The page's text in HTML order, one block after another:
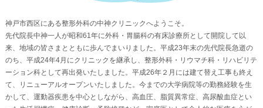
神戸市西区にある整形外科の中神クリニックへようこそ。
先代院長中神一人が昭和61年に外科・胃腸科の有床診療所として開院して以
来、地域の皆さまとともに歩んでまいりました。平成23年末の先代院長急逝の
のち、平成24年4月にクリニックを継承し、整形外科・リウマチ科・リハビリテ
ーション科として再出発いたしました。平成26年２月には建て替え工事も終え
て、リニューアルオープンいたしました。今までの大学病院等の勤務経験を生
かして、運動器疾患を中心としながら、高血圧、脂質異常症、高尿酸血症とい